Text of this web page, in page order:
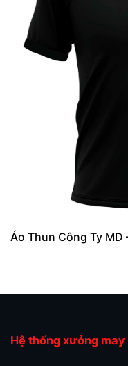
Áo Thun Công Ty MD
Hệ thống xưởng